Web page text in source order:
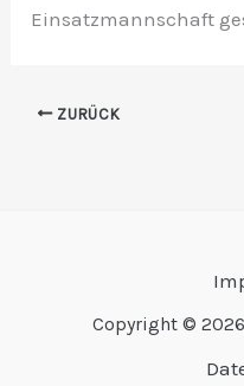
Einsatzmannschaft
ZURÜCK
Copyright ©